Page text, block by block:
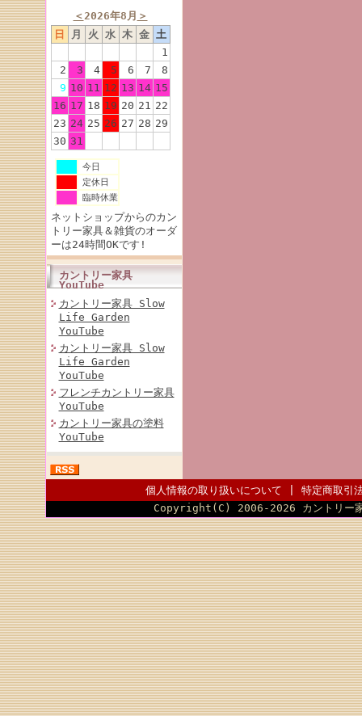
＜2026年8月 ＞
日
月 火 水 木 金 土
1
2
3 4 5 6 7
8
9 10 11 12 13 14 15
16 17 18 19 20 21 22
23 24 25 26 27 28 29
30 31
今日
定休日
臨時休業
ネットショップからのカン
トリー家具＆雑貨のオーダ
ーは24時間OKです!
カントリー家具
YouTube
カントリー家具 Slow
Life Garden
YouTube
カントリー家具 Slow
Life Garden
YouTube
フレンチカントリー家具
YouTube
カントリー家具の塗料
YouTube
個人情報の取り扱いについて
特定商取引
Copyright(C) 2006-2026 カント